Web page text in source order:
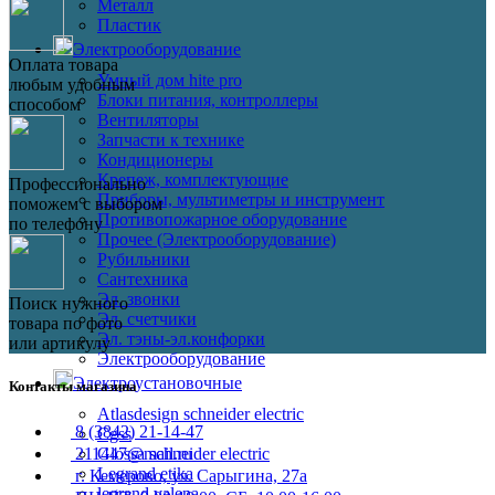
Металл
Пластик
Электрооборудование
Умный дом hite pro
Блоки питания, контроллеры
Вентиляторы
Запчасти к технике
Кондиционеры
Крепеж, комплектующие
Приборы, мультиметры и инструмент
Противопожарное оборудование
Прочее (Электрооборудование)
Рубильники
Сантехника
Эл. звонки
Эл. счетчики
Эл. тэны-эл.конфорки
Электрооборудование
Электроустановочные
Atlasdesign schneider electric
Cgss
Glossa schneider electric
Legrand etika
Оплата товара
любым удобным
способом
Профессионально
поможем с выбором
по телефону
Поиск нужного
товара по фото
или артикулу
Контакты магазина
8 (3842) 21-14-47
211447@mail.ru
г. Кемерово, ул. Сарыгина, 27а